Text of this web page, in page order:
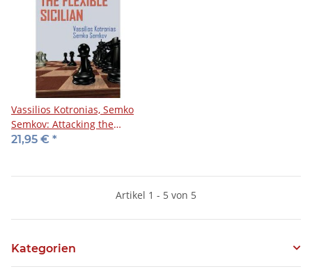
Vassilios Kotronias, Semko
Semkov: Attacking the
Flexible Sicilian
21,95 € *
Artikel 1 - 5 von 5
Kategorien